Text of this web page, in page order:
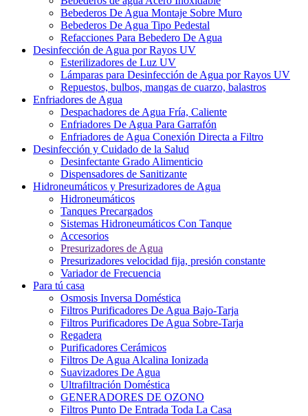
Bebederos De Agua Montaje Sobre Muro
Bebederos De Agua Tipo Pedestal
Refacciones Para Bebedero De Agua
Desinfección de Agua por Rayos UV
Esterilizadores de Luz UV
Lámparas para Desinfección de Agua por Rayos UV
Repuestos, bulbos, mangas de cuarzo, balastros
Enfriadores de Agua
Despachadores de Agua Fría, Caliente
Enfriadores De Agua Para Garrafón
Enfriadores de Agua Conexión Directa a Filtro
Desinfección y Cuidado de la Salud
Desinfectante Grado Alimenticio
Dispensadores de Sanitizante
Hidroneumáticos y Presurizadores de Agua
Hidroneumáticos
Tanques Precargados
Sistemas Hidroneumáticos Con Tanque
Accesorios
Presurizadores de Agua
Presurizadores velocidad fija, presión constante
Variador de Frecuencia
Para tú casa
Osmosis Inversa Doméstica
Filtros Purificadores De Agua Bajo-Tarja
Filtros Purificadores De Agua Sobre-Tarja
Regadera
Purificadores Cerámicos
Filtros De Agua Alcalina Ionizada
Suavizadores De Agua
Ultrafiltración Doméstica
GENERADORES DE OZONO
Filtros Punto De Entrada Toda La Casa